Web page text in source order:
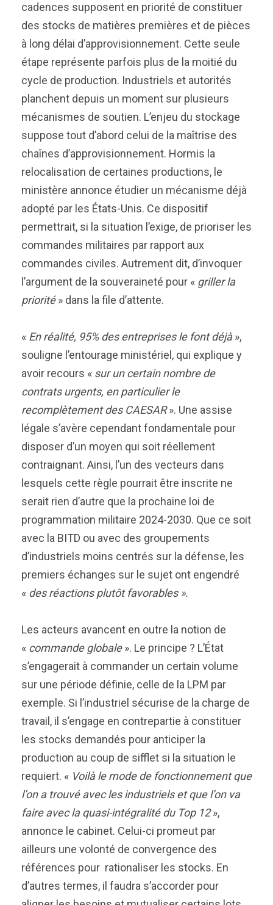
cadences supposent en priorité de constituer
des stocks de matières premières et de pièces
à long délai d’approvisionnement. Cette seule
étape représente parfois plus de la moitié du
cycle de production. Industriels et autorités
planchent depuis un moment sur plusieurs
mécanismes de soutien. L’enjeu du stockage
suppose tout d’abord celui de la maîtrise des
chaînes d’approvisionnement. Hormis la
relocalisation de certaines productions, le
ministère annonce étudier un mécanisme déjà
adopté par les États-Unis. Ce dispositif
permettrait, si la situation l’exige, de prioriser les
commandes militaires par rapport aux
commandes civiles. Autrement dit, d’invoquer
l’argument de la souveraineté pour « griller la
priorité» dans la file d’attente.
« En réalité, 95% des entreprises le font déjà»,
souligne l’entourage ministériel, qui explique y
avoir recours « sur un certain nombre de
contrats urgents, en particulier le
recomplètement des CAESAR». Une assise
légale s’avère cependant fondamentale pour
disposer d’un moyen qui soit réellement
contraignant. Ainsi, l’un des vecteurs dans
lesquels cette règle pourrait être inscrite ne
serait rien d’autre que la prochaine loi de
programmation militaire 2024-2030. Que ce soit
avec la BITD ou avec des groupements
d’industriels moins centrés sur la défense, les
premiers échanges sur le sujet ont engendré
« des réactions plutôt favorables ».
Les acteurs avancent en outre la notion de
« commande globale». Le principe ? L’État
s’engagerait à commander un certain volume
sur une période définie, celle de la LPM par
exemple. Si l’industriel sécurise de la charge de
travail, il s’engage en contrepartie à constituer
les stocks demandés pour anticiper la
production au coup de sifflet si la situation le
requiert. « Voilà le mode de fonctionnement que
l’on a trouvé avec les industriels et que l’on va
faire avec la quasi-intégralité du Top 12»,
annonce le cabinet. Celui-ci promeut par
ailleurs une volonté de convergence des
références pour rationaliser les stocks. En
d’autres termes, il faudra s’accorder pour